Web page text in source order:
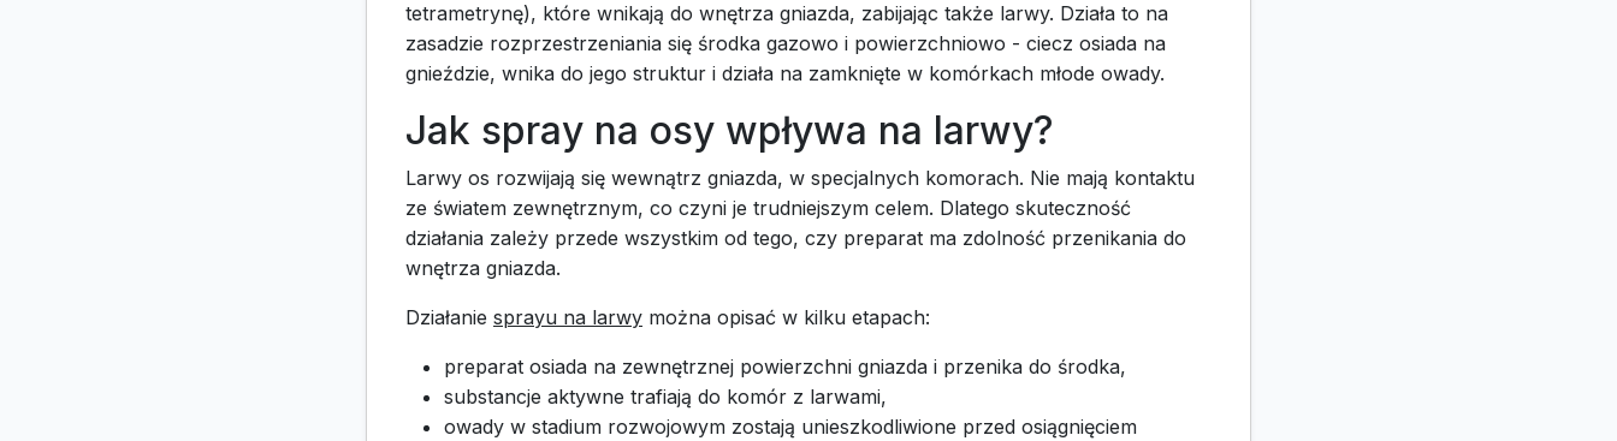
tetrametrynę), które wnikają do wnętrza gniazda, zabijając także larwy. Działa to na
zasadzie rozprzestrzeniania się środka gazowo i powierzchniowo - ciecz osiada na
gnieździe, wnika do jego struktur i działa na zamknięte w komórkach młode owady.
Jak spray na osy wpływa na larwy?
Larwy os rozwijają się wewnątrz gniazda, w specjalnych komorach. Nie mają kontaktu
ze światem zewnętrznym, co czyni je trudniejszym celem. Dlatego skuteczność
działania zależy przede wszystkim od tego, czy preparat ma zdolność przenikania do
wnętrza gniazda.
Działanie sprayu na larwy można opisać w kilku etapach:
preparat osiada na zewnętrznej powierzchni gniazda i przenika do środka,
substancje aktywne trafiają do komór z larwami,
owady w stadium rozwojowym zostają unieszkodliwione przed osiągnięciem